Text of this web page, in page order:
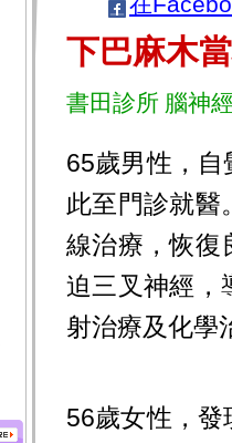
下巴麻木
書田診所 腦神
65歲男性，
此至門診就醫
線治療，恢復
迫三叉神經，
射治療及化學
56歲女性，